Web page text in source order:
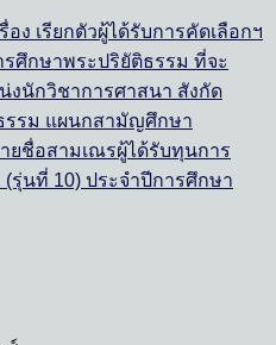
อง เรียกตัวผู้ได้รับการคัดเลือกฯ
รศึกษาพระปริยัติธรรม ที่จะ
งนักวิชาการศาสนา สังกัด
รรม แผนกสามัญศึกษา
ยชื่อสามเณรผู้ได้รับทุนการ
รุ่นที่ 10) ประจำปีการศึกษา